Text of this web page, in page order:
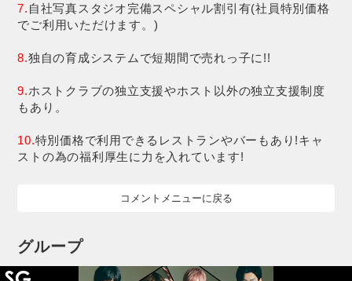
7. 自社写真スタジオ完備スペシャル割引有(社員特別価格
でご利用いただけます。)
8.独自の育成システムで短期間で売れっ子に!!
9.ホストクラブの独立支援やホスト以外の独立支援制度
もあり。
10.特別価格で利用できるレストランやバーもあり!キャ
ストの為の福利厚生に力を入れています!
コメントメニューに戻る
グループ